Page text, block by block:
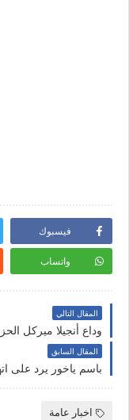
فيسبوك
واتساب
المقال التالي
وداع أنجيلا ميركل
المقال السابق
باسم ياخور يرد على
اخبار عامة